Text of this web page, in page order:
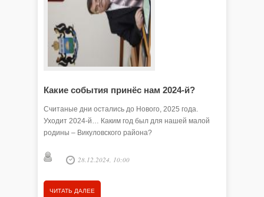
Какие события принёс нам 2024-й?
Считаные дни остались до Нового, 2025 года.
Уходит 2024-й… Каким год был для нашей малой
родины – Викуловского района?
28.12.2024, 10:00
ЧИТАТЬ ДАЛЕЕ